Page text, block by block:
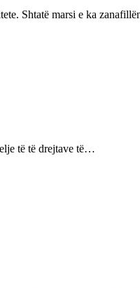
Shtatë marsi e ka
të të drejtave të…